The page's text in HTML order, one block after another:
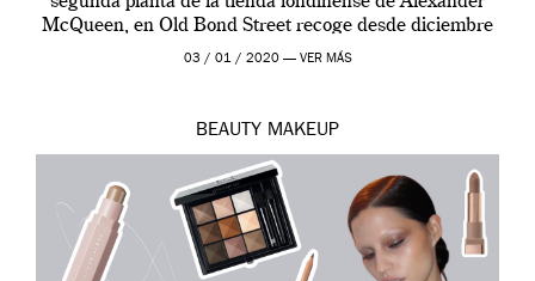
McQueen, en Old Bond Street recoge desde diciembre
de 2019 hasta final de abril […]
03 / 01 / 2020 — VER MÁS
BEAUTY MAKEUP